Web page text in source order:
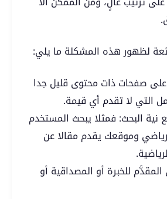
لظهور هذه المشكلة ما يلي:
على صفحات ذات محتوى قليل جدا
التي لا تقدم أي قيمة.
نية البحث: فمثلا يبحث المستخدم
وموقعك يقدم مقالا عن
المقدَّم للخبرة أو المصداقية أو